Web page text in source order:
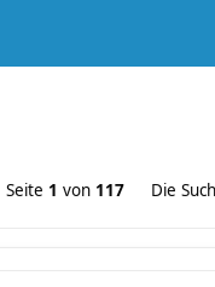
Seite 1 von 117 Die